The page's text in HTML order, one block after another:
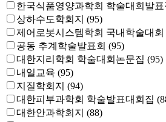
한국식품영양과학회 학술대회발표
상하수도학회지 (95)
제어로봇시스템학회 국내학술대회
공동 추계학술발표회 (95)
대한지리학회 학술대회논문집 (95)
내일교육 (95)
지질학회지 (94)
대한피부과학회 학술발표대회집
대한안과학회지 (88)